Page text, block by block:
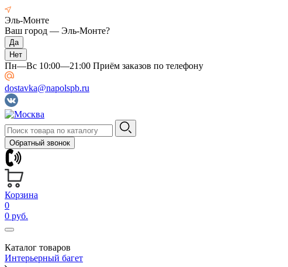
Эль-Монте
Ваш город — Эль-Монте?
Пн—Вс 10:00—21:00 Приём заказов по телефону
dostavka@napolspb.ru
Обратный звонок
Корзина
0
0 руб.
Каталог товаров
Интерьерный багет